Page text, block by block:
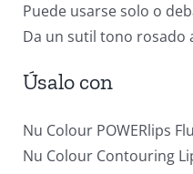
Puede usarse solo o
Da un sutil tono rosado
Úsalo con
Nu Colour POWERlips
Nu Colour Contouring